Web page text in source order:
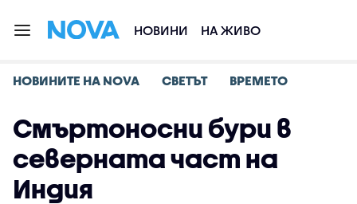
НОВИНИ НА ЖИВО
НОВИНИТЕ НА NOVA СВЕТЪТ ВРЕМЕТО
Смъртоносни бури в
северната част на
Индия